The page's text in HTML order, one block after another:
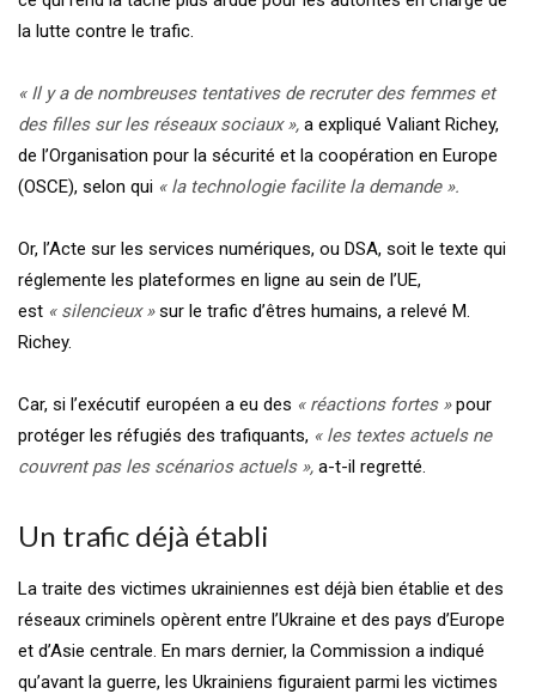
la lutte contre le trafic.
« Il y a de nombreuses tentatives de recruter des femmes et
des filles sur les réseaux sociaux », a expliqué Valiant Richey,
de l’Organisation pour la sécurité et la coopération en Europe
(OSCE), selon qui « la technologie facilite la demande ».
Or, l’Acte sur les services numériques, ou DSA, soit le texte qui
réglemente les plateformes en ligne au sein de l’UE,
est « silencieux »sur le trafic d’êtres humains, a relevé M.
Richey.
Car, si l’exécutif européen a eu des « réactions fortes »pour
protéger les réfugiés des trafiquants, « les textes actuels ne
couvrent pas les scénarios actuels », a-t-il regretté.
Un trafic déjà établi
La traite des victimes ukrainiennes est déjà bien établie et des
réseaux criminels opèrent entre l’Ukraine et des pays d’Europe
et d’Asie centrale. En mars dernier, la Commission a indiqué
qu’avant la guerre, les Ukrainiens figuraient parmi les victimes